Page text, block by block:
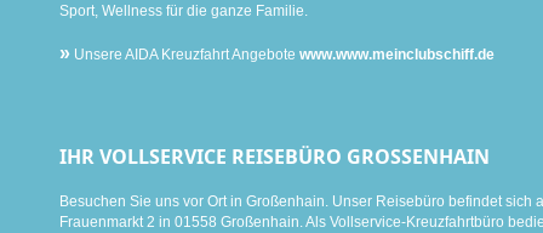
Sport, Wellness für die ganze Familie.
» Unsere AIDA Kreuzfahrt Angebote www.www.meinclubschiff.de
IHR VOLLSERVICE REISEBÜRO GROSSENHAIN
Besuchen Sie uns vor Ort in Großenhain. Unser Reisebüro befindet sich
Frauenmarkt 2 in 01558 Großenhain. Als Vollservice-Kreuzfahrtbüro